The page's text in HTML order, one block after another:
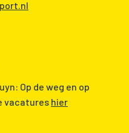
Op de weg en op
vacatures hier